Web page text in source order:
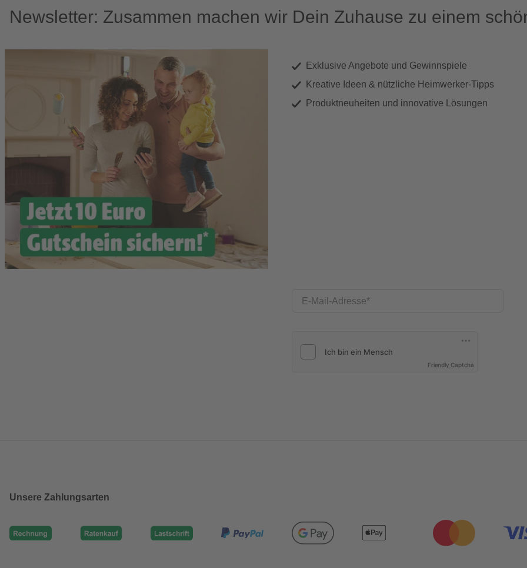
Newsletter: Zusammen machen wir Dein Zuhause zu einem
Exklusive Angebote und Gewinnspiele
Kreative Ideen & nützliche Heimwerker-Tipps
Produktneuheiten und innovative Lösungen
E-Mail-Adresse
Friendly Captcha
Unsere Zahlungsarten